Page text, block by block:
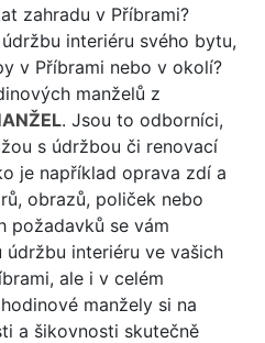
zahradu v Příbrami?
interiéru svého bytu,
v Příbrami nebo v okolí?
manželů z
. Jsou to odborníci,
s údržbou či renovací
je například oprava zdí a
obrazů, poliček nebo
požadavků se vám
interiéru ve vašich
ale i v celém
manžely si na
a šikovnosti skutečně